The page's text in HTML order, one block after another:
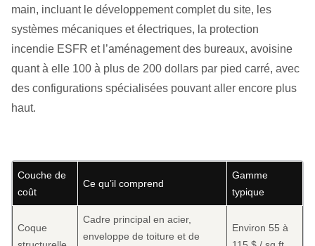
main, incluant le développement complet du site, les
systèmes mécaniques et électriques, la protection
incendie ESFR et l’aménagement des bureaux, avoisine
quant à elle 100 à plus de 200 dollars par pied carré, avec
des configurations spécialisées pouvant aller encore plus
haut.
Couche de
coût
Ce qu’il comprend
Gamme
typique
Coque
Cadre principal en acier,
enveloppe de toiture et de
Environ 55 à